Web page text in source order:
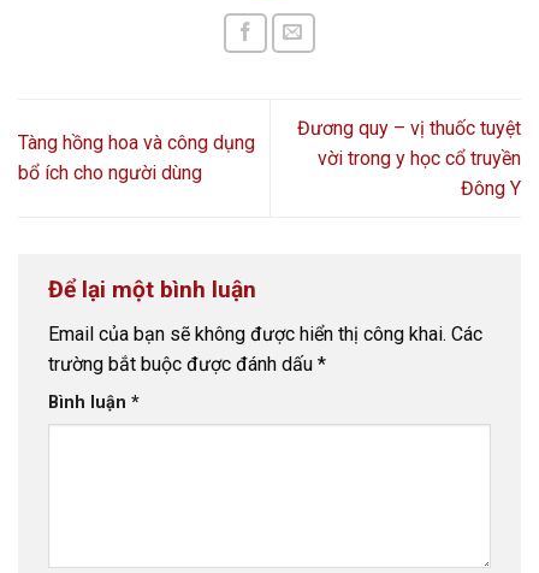
Tàng hồng hoa và công dụng
bổ ích cho người dùng
Đương quy – vị thuốc tuyệt
vời trong y học cổ truyền
Đông Y
Để lại một bình luận
Email của bạn sẽ không được hiển thị công khai. Các
trường bắt buộc được đánh dấu *
Bình luận *